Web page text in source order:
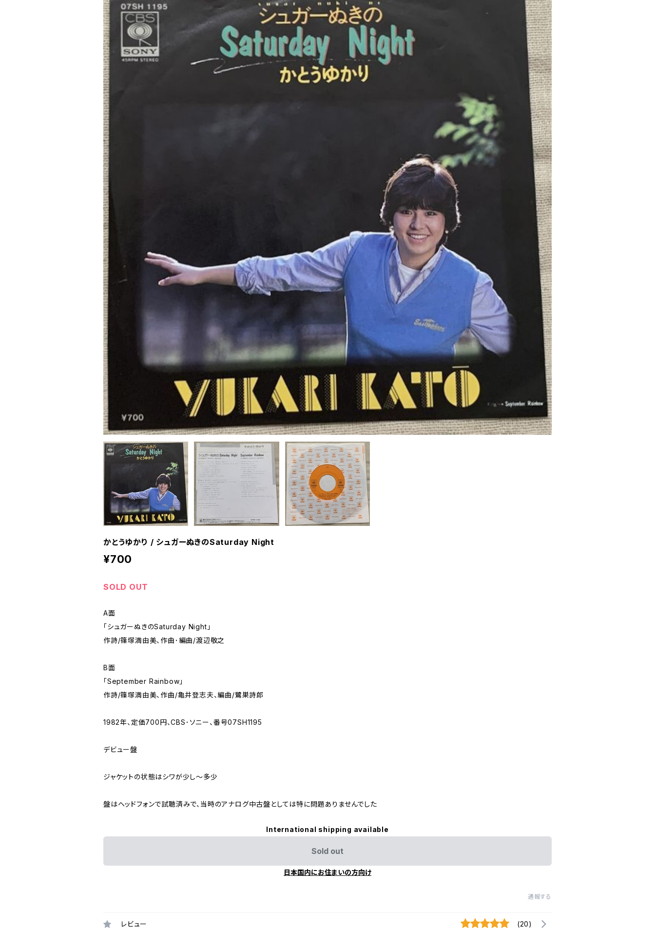
かとうゆかり / シュガーぬきのSaturday Night
¥700
SOLD OUT
A面
「シュガーぬきのSaturday Night」
作詩/篠塚満由美、作曲･編曲/渡辺敬之
B面
「September Rainbow」
作詩/篠塚満由美、作曲/亀井登志夫、編曲/鷺巣詩郎
1982年、定価700円、CBS･ソニー、番号07SH1195
デビュー盤
ジャケットの状態はシワが少し～多少
盤はヘッドフォンで試聴済みで、当時のアナログ中古盤としては特に問題ありませんでした
International shipping available
Sold out
日本国内にお住まいの方向け
通報する
レビュー (20)